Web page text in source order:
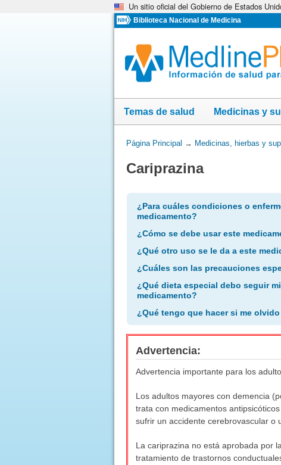
Un sitio oficial del Gobierno de Estados
Biblioteca Nacional de Medicina
Temas de salud Medicinas y
Usted
aquí:
Página Principal → Medicinas, hierbas y
Cariprazina
¿Para cuáles condiciones o
medicamento?
¿Cómo se debe usar este
¿Qué otro uso se le da a este
¿Cuáles son las precauciones
¿Qué dieta especial debo seguir
medicamento?
¿Qué tengo que hacer si me
Advertencia:
Advertencia importante para los
Los adultos mayores con demencia
trata con medicamentos
sufrir un accidente cerebrovascular o
La cariprazina no está aprobada por
tratamiento de trastornos